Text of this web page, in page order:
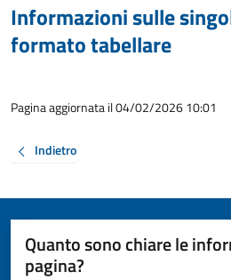
Informazioni sulle
formato tabellare
Pagina aggiornata il 04/02/2026 10:01
Indietro
Quanto sono chiare le
pagina?